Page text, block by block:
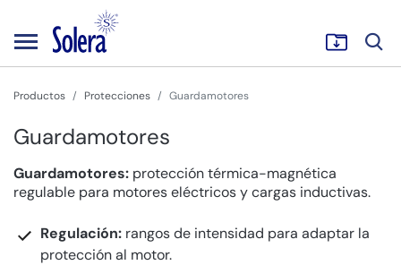
Productos Protecciones Guardamotores
Guardamotores
Guardamotores: protección térmica-magnética
regulable para motores eléctricos y cargas inductivas.
Regulación: rangos de intensidad para adaptar la
protección al motor.